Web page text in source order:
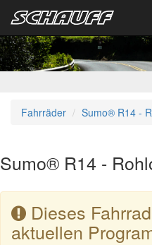
Fahrräder Sumo® R14 -
Sumo® R14 -
Dieses
aktuellen